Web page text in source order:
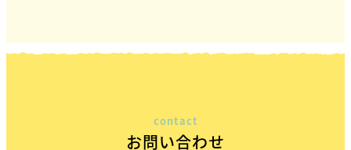
contact
お問い合わせ